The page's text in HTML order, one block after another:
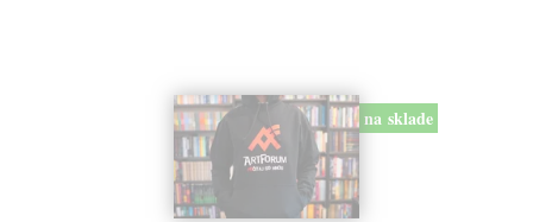
na sklade